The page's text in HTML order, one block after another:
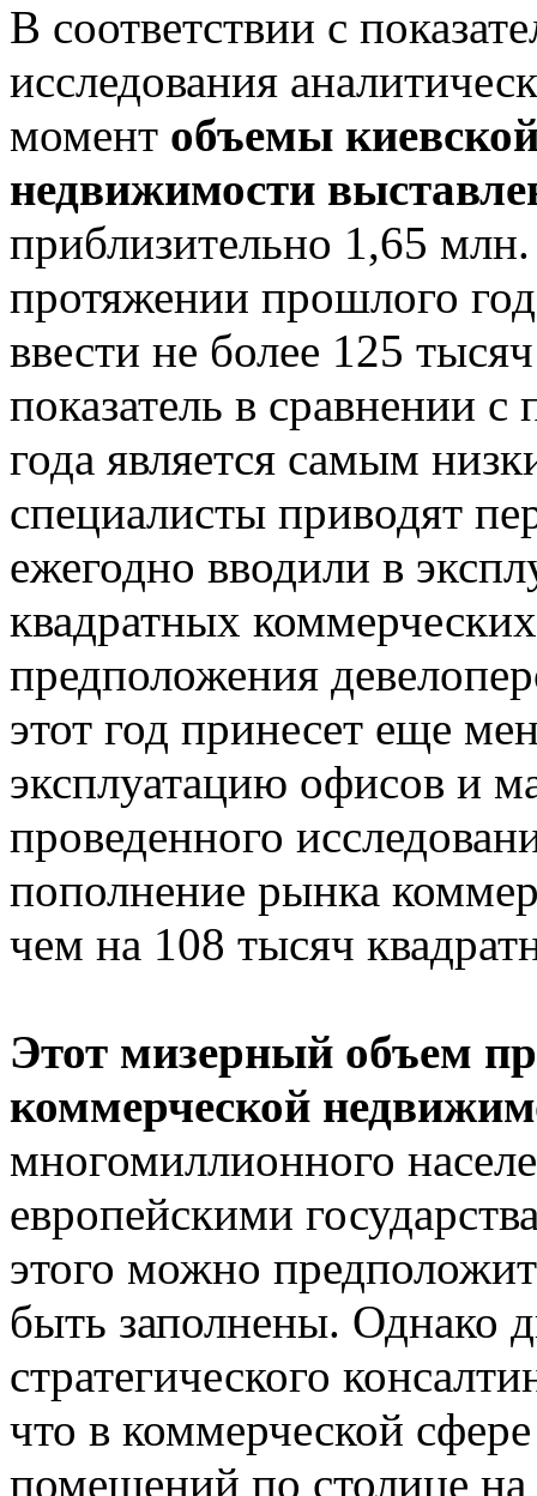
В соответствии с
исследования
момент объемы
недвижимости
приблизительно 1,65
протяжении прошлого
ввести не более 125
показатель в сравнении
года является самым
специалисты приводят
ежегодно вводили в
квадратных
предположения
этот год принесет еще
эксплуатацию офисов и
проведенного
пополнение рынка
чем на 108 тысяч
Этот мизерный объем
коммерческой
многомиллионного
европейскими
этого можно
быть заполнены. Однако
стратегического
что в коммерческой
помещений по столице на